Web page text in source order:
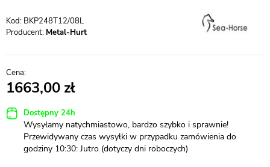
BKP248T12/08L
Producent: Metal-Hurt
1663,00
Dostępny 24h
Wysyłamy natychmiastowo, bardzo szybko i sprawnie!
Przewidywany czas wysyłki w przypadku zamówienia do
godziny 10:30: Jutro (dotyczy dni roboczych)